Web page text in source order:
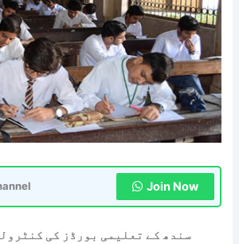
Join Now
سندھ کے تعلیمی بورڈز کی